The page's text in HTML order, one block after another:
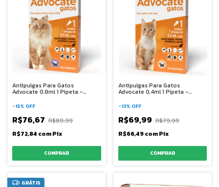
Antipulgas Para Gatos
Advocate 0,8ml 1 Pipeta -
-15% OFF
R$76,67 R$89,99
R$72,84 comPix
Antipulgas Para Gatos
Advocate 0,4ml 1 Pipeta -
-13% OFF
R$69,99 R$79,99
R$66,49comPix
GRÁTIS